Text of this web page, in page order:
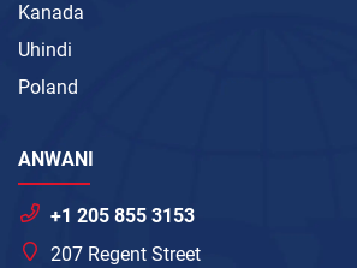
Kanada
Uhindi
Poland
ANWANI
+1 205 855 3153
207 Regent Street